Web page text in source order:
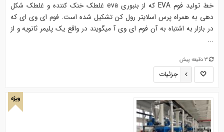
خط تولید فوم EVA که از بنبوری eva غلطک خنک کننده و غلطک شکل
دهی به همراه پرس اسلایتر رول کن تشکیل شده است. فوم ای وی ای که
در بازار به اشتباه به آن فوم ای وی آ میگویند در واقع یک پلیمر ثانویه و از
...
3 دقیقه پیش
جزئیات
ویژه